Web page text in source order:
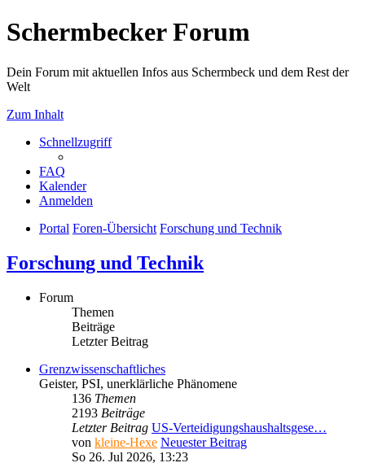
Schermbecker Forum
Dein Forum mit aktuellen Infos aus Schermbeck und dem Rest der
Welt
Zum Inhalt
Schnellzugriff
FAQ
Kalender
Anmelden
Portal Foren-Übersicht Forschung und Technik
Forschung und Technik
Forum
Themen
Beiträge
Letzter Beitrag
Grenzwissenschaftliches
Geister, PSI, unerklärliche Phänomene
136 Themen
2193 Beiträge
Letzter Beitrag US-Verteidigungshaushaltsgese…
von kleine-Hexe Neuester Beitrag
So 26. Jul 2026, 13:23